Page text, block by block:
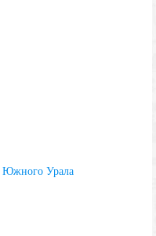
Южного Урала